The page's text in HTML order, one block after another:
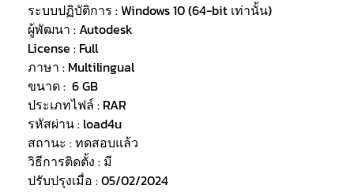
ระบบปฏิบัติการ : Windows 10 (64-bit เท่านั้น)
ผู้พัฒนา : Autodesk
License : Full
ภาษา : Multilingual
ขนาด : 6 GB
ประเภทไฟล์ : RAR
รหัสผ่าน : load4u
สถานะ : ทดสอบแล้ว
วิธีการติดตั้ง : มี
ปรับปรุงเมื่อ : 05/02/2024